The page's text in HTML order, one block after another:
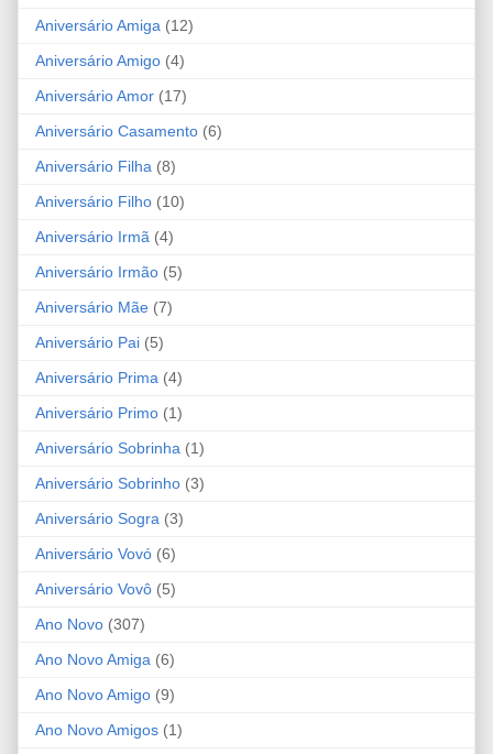
Aniversário Amiga (12)
Aniversário Amigo (4)
Aniversário Amor (17)
Aniversário Casamento (6)
Aniversário Filha (8)
Aniversário Filho (10)
Aniversário Irmã (4)
Aniversário Irmão (5)
Aniversário Mãe (7)
Aniversário Pai (5)
Aniversário Prima (4)
Aniversário Primo (1)
Aniversário Sobrinha (1)
Aniversário Sobrinho (3)
Aniversário Sogra (3)
Aniversário Vovó (6)
Aniversário Vovô (5)
Ano Novo (307)
Ano Novo Amiga (6)
Ano Novo Amigo (9)
Ano Novo Amigos (1)